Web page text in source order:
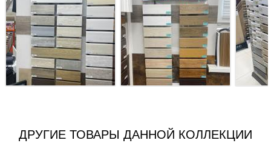
ДРУГИЕ ТОВАРЫ ДАННОЙ КОЛЛЕКЦИИ